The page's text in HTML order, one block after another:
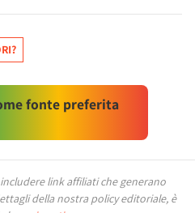
fonte preferita
link affiliati che generano
della nostra policy editoriale, è